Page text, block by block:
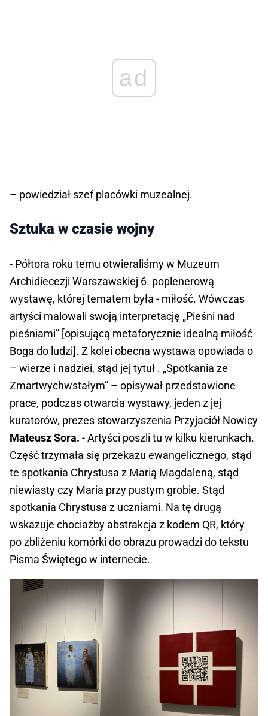
ad
– powiedział szef placówki muzealnej.
Sztuka w czasie wojny
- Półtora roku temu otwieraliśmy w Muzeum
Archidiecezji Warszawskiej 6. poplenerową
wystawę, której tematem była - miłość. Wówczas
artyści malowali swoją interpretację „Pieśni nad
pieśniami” [opisującą metaforycznie idealną miłość
Boga do ludzi]. Z kolei obecna wystawa opowiada o
– wierze i nadziei, stąd jej tytuł . „Spotkania ze
Zmartwychwstałym” – opisywał przedstawione
prace, podczas otwarcia wystawy, jeden z jej
kuratorów, prezes stowarzyszenia Przyjaciół Nowicy
Mateusz Sora. - Artyści poszli tu w kilku kierunkach.
Część trzymała się przekazu ewangelicznego, stąd
te spotkania Chrystusa z Marią Magdaleną, stąd
niewiasty czy Maria przy pustym grobie. Stąd
spotkania Chrystusa z uczniami. Na tę drugą
wskazuje chociażby abstrakcja z kodem QR, który
po zbliżeniu komórki do obrazu prowadzi do tekstu
Pisma Świętego w internecie.